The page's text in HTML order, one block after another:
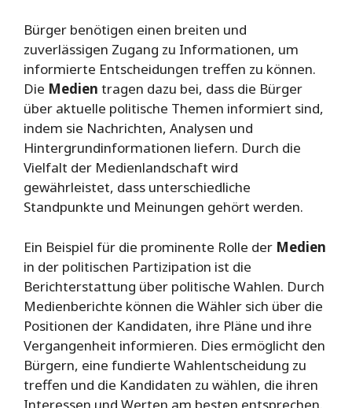
Bürger benötigen einen breiten und
zuverlässigen Zugang zu Informationen, um
informierte Entscheidungen treffen zu können.
Die Medien tragen dazu bei, dass die Bürger
über aktuelle politische Themen informiert sind,
indem sie Nachrichten, Analysen und
Hintergrundinformationen liefern. Durch die
Vielfalt der Medienlandschaft wird
gewährleistet, dass unterschiedliche
Standpunkte und Meinungen gehört werden.
Ein Beispiel für die prominente Rolle der Medien
in der politischen Partizipation ist die
Berichterstattung über politische Wahlen. Durch
Medienberichte können die Wähler sich über die
Positionen der Kandidaten, ihre Pläne und ihre
Vergangenheit informieren. Dies ermöglicht den
Bürgern, eine fundierte Wahlentscheidung zu
treffen und die Kandidaten zu wählen, die ihren
Interessen und Werten am besten entsprechen.